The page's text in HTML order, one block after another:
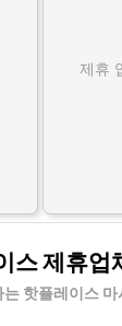
제휴
스 제휴업
핫플레이스